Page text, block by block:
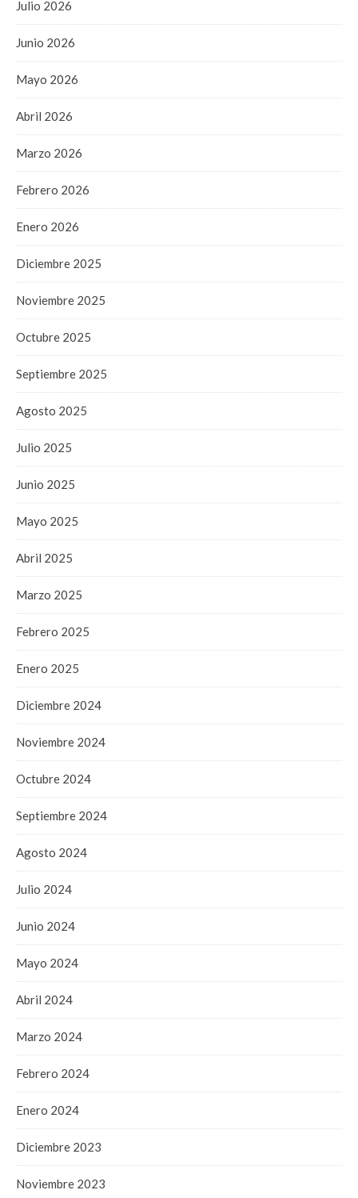
Julio 2026
Junio 2026
Mayo 2026
Abril 2026
Marzo 2026
Febrero 2026
Enero 2026
Diciembre 2025
Noviembre 2025
Octubre 2025
Septiembre 2025
Agosto 2025
Julio 2025
Junio 2025
Mayo 2025
Abril 2025
Marzo 2025
Febrero 2025
Enero 2025
Diciembre 2024
Noviembre 2024
Octubre 2024
Septiembre 2024
Agosto 2024
Julio 2024
Junio 2024
Mayo 2024
Abril 2024
Marzo 2024
Febrero 2024
Enero 2024
Diciembre 2023
Noviembre 2023